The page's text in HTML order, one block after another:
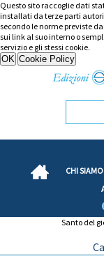
Questo sito raccoglie dati
installati da terze parti
secondo le norme previste
sui link al suo interno o
servizio e gli stessi cookie.
CHI SIAMO
Santo del